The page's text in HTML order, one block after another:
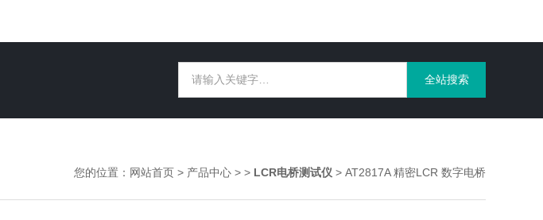
您的位置： 网站首页 > 产品中心 > > LCR电桥测试仪 > AT2817A 精密LCR 数字电桥